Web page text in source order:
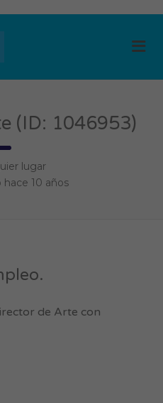
(ID: 1046953)
lugar
hace 10 años
de Arte con